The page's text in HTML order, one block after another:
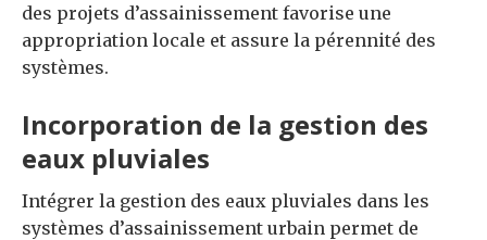
des projets d’assainissement favorise une
appropriation locale et assure la pérennité des
systèmes.
Incorporation de la gestion des
eaux pluviales
Intégrer la gestion des eaux pluviales dans les
systèmes d’assainissement urbain permet de